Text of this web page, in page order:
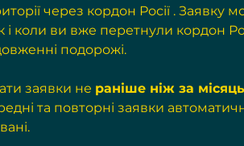
через кордон Росії . Заявку
і коли ви вже перетнули кордон
подорожі.
заявки не раніше ніж за
та повторні заявки